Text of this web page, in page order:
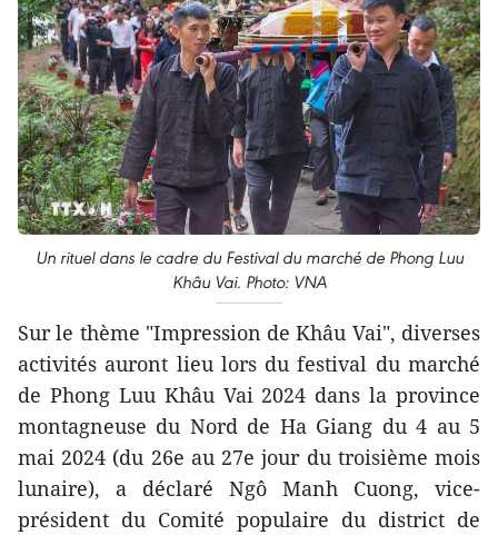
Un rituel dans le cadre du Festival du marché de Phong Luu
Khâu Vai. Photo: VNA
Sur le thème "Impression de Khâu Vai", diverses
activités auront lieu lors du festival du marché
de Phong Luu Khâu Vai 2024 dans la province
montagneuse du Nord de Ha Giang du 4 au 5
mai 2024 (du 26e au 27e jour du troisième mois
lunaire), a déclaré Ngô Manh Cuong, vice-
président du Comité populaire du district de